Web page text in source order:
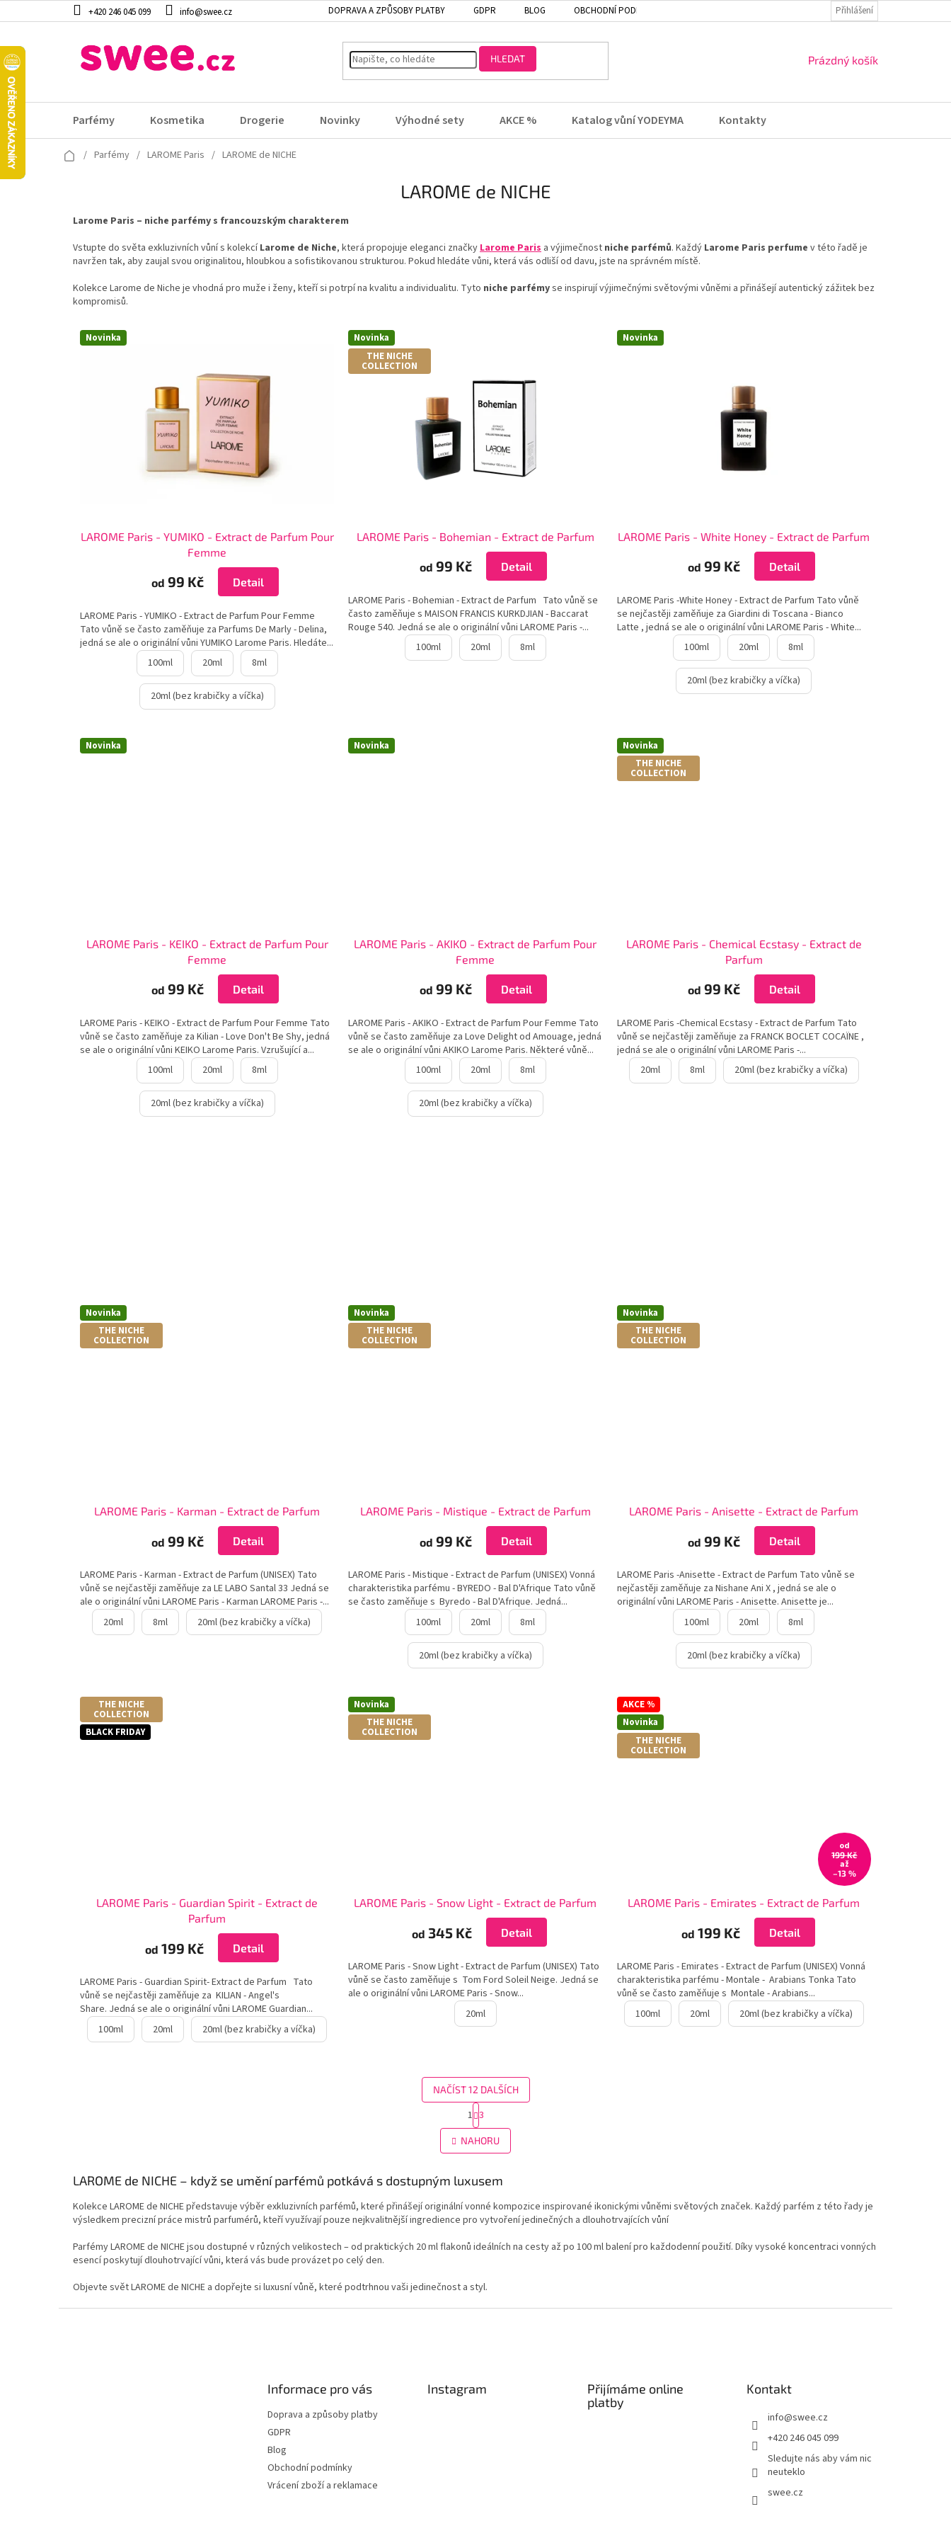
na
+420 246 045 099 info@swee.cz DOPRAVA A ZPŮSOBY PLATBY GDPR BLOG OBCHODNÍ PODMÍNKY Přihlášení
HLEDAT
NÁKUPNÍ
Prázdný košík
Parfémy Kosmetika Drogerie Novinky Výhodné sety AKCE % Katalog vůní YODEYMA Kontakty
Domů
/ Parfémy / LAROME Paris / LAROME de NICHE
LAROME de NICHE
Larome Paris – niche parfémy s francouzským charakterem
Vstupte do světa exkluzivních vůní s kolekcíLarome de Niche, která propojuje eleganci značkyLarome Paris a výjimečnost niche parfémů. Každý Larome Paris perfume v této řadě je
navržen tak, aby zaujal svou originalitou, hloubkou a sofistikovanou strukturou. Pokud hledáte vůni, která vás odliší od davu, jste na správném místě.
Kolekce Larome de Niche je vhodná pro muže i ženy, kteří si potrpí na kvalitu a individualitu. Tyto niche parfémyse inspirují výjimečnými světovými vůněmi a přinášejí autentický zážitek bez
kompromisů.
V Novinka
LAROME Paris - YUMIKO - Extract de Parfum Pour
Femme
od 99 Kč Detail
LAROME Paris - YUMIKO - Extract de Parfum Pour Femme
Tato vůně se často zaměňuje za Parfums De Marly - Delina,
jedná se ale o originální vůni YUMIKO Larome Paris. Hledáte...
100ml
20ml 8ml
20ml (bez krabičky a víčka)
Novinka
THE NICHE
COLLECTION
LAROME Paris - Bohemian - Extract de Parfum
od 99 Kč Detail
LAROME Paris - Bohemian - Extract de Parfum Tato vůně se
často zaměňuje s MAISON FRANCIS KURKDJIAN - Baccarat
Rouge 540. Jedná se ale o originální vůni LAROME Paris -...
100ml
20ml 8ml
Novinka
LAROME Paris - White Honey - Extract de Parfum
od 99 Kč Detail
LAROME Paris -White Honey - Extract de Parfum Tato vůně
se nejčastěji zaměňuje za Giardini di Toscana - Bianco
Latte , jedná se ale o originální vůni LAROME Paris - White...
100ml
20ml 8ml
20ml (bez krabičky a víčka)
Novinka
LAROME Paris - KEIKO - Extract de Parfum Pour
Femme
od 99 Kč Detail
LAROME Paris - KEIKO - Extract de Parfum Pour Femme Tato
vůně se často zaměňuje za Kilian - Love Don't Be Shy, jedná
se ale o originální vůni KEIKO Larome Paris. Vzrušující a...
100ml
20ml 8ml
20ml (bez krabičky a víčka)
Novinka
LAROME Paris - AKIKO - Extract de Parfum Pour
Femme
od 99 Kč Detail
LAROME Paris - AKIKO - Extract de Parfum Pour Femme Tato
vůně se často zaměňuje za Love Delight od Amouage, jedná
se ale o originální vůni AKIKO Larome Paris. Některé vůně...
100ml
20ml 8ml
20ml (bez krabičky a víčka)
Novinka
THE NICHE
COLLECTION
LAROME Paris - Chemical Ecstasy - Extract de
Parfum
od 99 Kč Detail
LAROME Paris -Chemical Ecstasy - Extract de Parfum Tato
vůně se nejčastěji zaměňuje za FRANCK BOCLET COCAÏNE ,
jedná se ale o originální vůni LAROME Paris -...
20ml
8ml 20ml (bez krabičky a víčka)
Novinka
THE NICHE
COLLECTION
LAROME Paris - Karman - Extract de Parfum
od 99 Kč Detail
LAROME Paris - Karman - Extract de Parfum (UNISEX) Tato
vůně se nejčastěji zaměňuje za LE LABO Santal 33 Jedná se
ale o originální vůni LAROME Paris - Karman LAROME Paris -...
20ml
8ml 20ml (bez krabičky a víčka)
Novinka
THE NICHE
COLLECTION
LAROME Paris - Mistique - Extract de Parfum
od 99 Kč Detail
LAROME Paris - Mistique - Extract de Parfum (UNISEX) Vonná
charakteristika parfému - BYREDO - Bal D'Afrique Tato vůně
se často zaměňuje s Byredo - Bal D'Afrique. Jedná...
100ml
20ml 8ml
20ml (bez krabičky a víčka)
Novinka
THE NICHE
COLLECTION
LAROME Paris - Anisette - Extract de Parfum
od 99 Kč Detail
LAROME Paris -Anisette - Extract de Parfum Tato vůně se
nejčastěji zaměňuje za Nishane Ani X , jedná se ale o
originální vůni LAROME Paris - Anisette. Anisette je...
100ml
20ml 8ml
20ml (bez krabičky a víčka)
THE NICHE
COLLECTION
BLACK FRIDAY
LAROME Paris - Guardian Spirit - Extract de
Parfum
od 199 Kč Detail
LAROME Paris - Guardian Spirit- Extract de Parfum Tato
vůně se nejčastěji zaměňuje za KILIAN - Angel's
Share. Jedná se ale o originální vůni LAROME Guardian...
100ml
20ml 20ml (bez krabičky a víčka)
Novinka
THE NICHE
COLLECTION
LAROME Paris - Snow Light - Extract de Parfum
od 345 Kč Detail
LAROME Paris - Snow Light - Extract de Parfum (UNISEX) Tato
vůně se často zaměňuje s Tom Ford Soleil Neige. Jedná se
ale o originální vůni LAROME Paris - Snow...
20ml
AKCE %
Novinka
THE NICHE
COLLECTION
od
199 Kč
až
–13 %
LAROME Paris - Emirates - Extract de Parfum
od 199 Kč Detail
LAROME Paris - Emirates - Extract de Parfum (UNISEX) Vonná
charakteristika parfému - Montale - Arabians Tonka Tato
vůně se často zaměňuje s Montale - Arabians...
100ml
20ml 20ml (bez krabičky a víčka)
O
v
l
a
c
í
r
y
v
ý
NAČÍST 12 DALŠÍCH
S
t
r
á
n
o
á
n
1 3
NAHORU
LAROME de NICHE – když se umění parfémů potkává s dostupným luxusem
Kolekce LAROME de NICHE představuje výběr exkluzivních parfémů, které přinášejí originální vonné kompozice inspirované ikonickými vůněmi světových značek. Každý parfém z této řady je
výsledkem precizní práce mistrů parfumérů, kteří využívají pouze nejkvalitnější ingredience pro vytvoření jedinečných a dlouhotrvajících vůní
Parfémy LAROME de NICHE jsou dostupné v různých velikostech – od praktických 20 ml flakonů ideálních na cesty až po 100 ml balení pro každodenní použití. Díky vysoké koncentraci vonných
esencí poskytují dlouhotrvající vůni, která vás bude provázet po celý den.
Objevte svět LAROME de NICHE a dopřejte si luxusní vůně, které podtrhnou vaši jedinečnost a styl.
Informace pro vás
Doprava a způsoby platby
GDPR
Blog
Obchodní podmínky
Vrácení zboží a reklamace
Instagram
Přijímáme online
platby
Kontakt
info@swee.cz
+420 246 045 099
Sledujte nás aby vám nic
neuteklo
swee.cz